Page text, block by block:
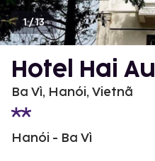
1/13
Hotel Hai Au
Ba Vì, Hanói, Vietnã
Hanói - Ba Vì